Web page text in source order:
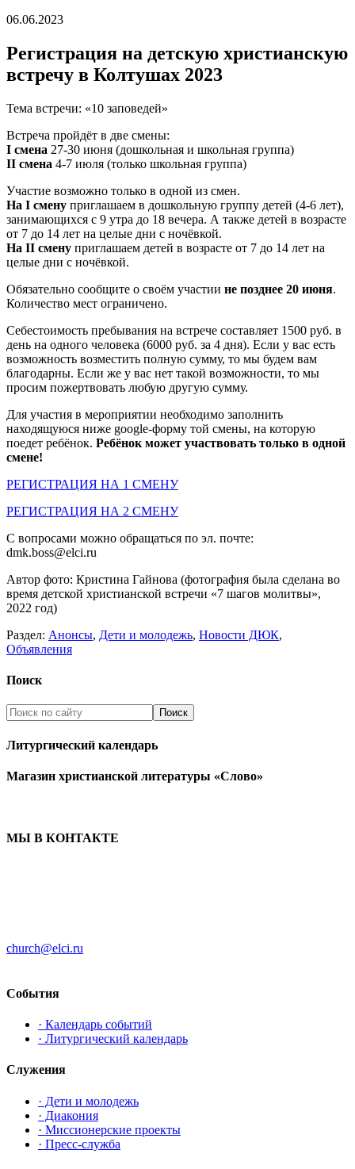
06.06.2023
Регистрация на детскую христианскую
встречу в Колтушах 2023
Тема встречи: «10 заповедей»
Встреча пройдёт в две смены:
I смена 27-30 июня (дошкольная и школьная группа)
II смена 4-7 июля (только школьная группа)
Участие возможно только в одной из смен.
На I смену приглашаем в дошкольную группу детей (4-6 лет),
занимающихся с 9 утра до 18 вечера. А также детей в возрасте
от 7 до 14 лет на целые дни с ночёвкой.
На II смену приглашаем детей в возрасте от 7 до 14 лет на
целые дни с ночёвкой.
Обязательно сообщите о своём участии не позднее 20 июня.
Количество мест ограничено.
Себестоимость пребывания на встрече составляет 1500 руб. в
день на одного человека (6000 руб. за 4 дня). Если у вас есть
возможность возместить полную сумму, то мы будем вам
благодарны. Если же у вас нет такой возможности, то мы
просим пожертвовать любую другую сумму.
Для участия в мероприятии необходимо заполнить
находящуюся ниже google-форму той смены, на которую
поедет ребёнок. Ребёнок может участвовать только в одной
смене!
РЕГИСТРАЦИЯ НА 1 СМЕНУ
РЕГИСТРАЦИЯ НА 2 СМЕНУ
С вопросами можно обращаться по эл. почте:
dmk.boss@elci.ru
Автор фото: Кристина Гайнова (фотография была сделана во
время детской христианской встречи «7 шагов молитвы»,
2022 год)
Раздел: Анонсы, Дети и молодежь, Новости ДЮК,
Объявления
Поиск
Литургический календарь
Магазин христианской литературы «Слово»
МЫ В КОНТАКТЕ
church@elci.ru
События
· Календарь событий
· Литургический календарь
Служения
· Дети и молодежь
· Диакония
· Миссионерские проекты
· Пресс-служба